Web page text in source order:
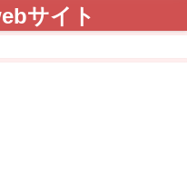
サイト